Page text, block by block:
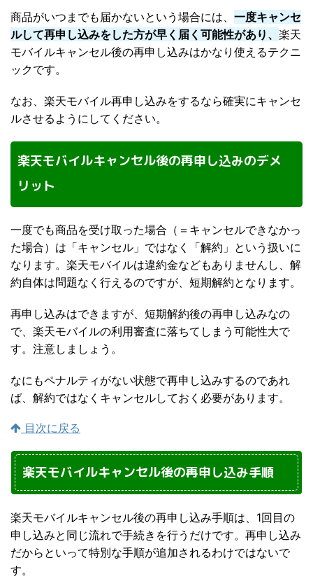
商品がいつまでも届かないという場合には、 一度キャンセ
ルして再申し込みをした方が早く届く可能性があり、 楽天
モバイルキャンセル後の再申し込みはかなり使えるテクニ
ックです。
なお、楽天モバイル再申し込みをするなら確実にキャンセ
ルさせるようにしてください。
楽天モバイルキャンセル後の再申し込みのデメ
リット
一度でも商品を受け取った場合（＝キャンセルできなかっ
た場合）は「キャンセル」ではなく「解約」という扱いに
なります。楽天モバイルは違約金などもありませんし、解
約自体は問題なく行えるのですが、短期解約となります。
再申し込みはできますが、短期解約後の再申し込みなの
で、楽天モバイルの利用審査に落ちてしまう可能性大で
す。注意しましょう。
なにもペナルティがない状態で再申し込みするのであれ
ば、解約ではなくキャンセルしておく必要があります。
目次に戻る
楽天モバイルキャンセル後の再申し込み手順
楽天モバイルキャンセル後の再申し込み手順は、1回目の
申し込みと同じ流れで手続きを行うだけです。再申し込み
だからといって特別な手順が追加されるわけではないで
す。